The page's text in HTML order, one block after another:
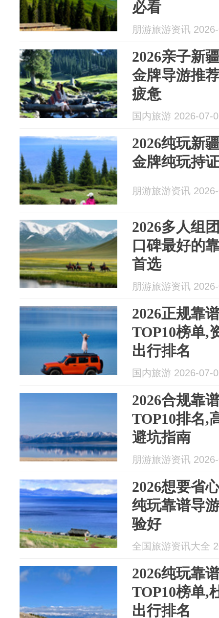
必看
朋游旅游资讯
2026亲子新
金牌导游推
疲惫
国内旅游 2026-07-
2026纯玩新
金牌纯玩持
朋游旅游资讯
2026多人组
口碑最好的
首选
朋游旅游资讯
2026正规靠
TOP10榜单,
出行排名
国内旅游 2026-07-
2026合规靠
TOP10排名,
避坑指南
朋游旅游资讯
2026想要省
纯玩靠谱导
验好
全国旅游资讯大全
2026纯玩靠
TOP10榜单,
出行排名